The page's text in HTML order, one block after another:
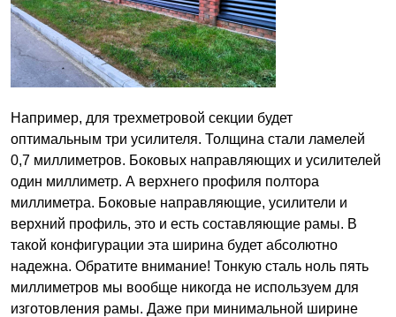
Например, для трехметровой секции будет
оптимальным три усилителя. Толщина стали ламелей
0,7 миллиметров. Боковых направляющих и усилителей
один миллиметр. А верхнего профиля полтора
миллиметра. Боковые направляющие, усилители и
верхний профиль, это и есть составляющие рамы. В
такой конфигурации эта ширина будет абсолютно
надежна. Обратите внимание! Тонкую сталь ноль пять
миллиметров мы вообще никогда не используем для
изготовления рамы. Даже при минимальной ширине